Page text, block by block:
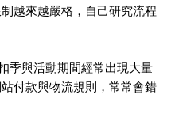
越來越嚴格，自己研究流程
季與活動期間經常出現大量
付款與物流規則，常常會錯